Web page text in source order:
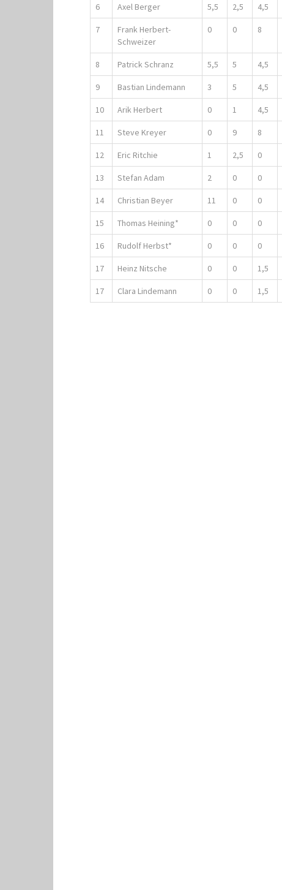
6 Axel Berger 5,5 2,5 4,5
7
Frank Herbert-
Schweizer
0 0 8
8 Patrick Schranz 5,5 5 4,5
9 Bastian Lindemann 3 5 4,5
10 Arik Herbert 0 1 4,5
11 Steve Kreyer 0 9 8
12 Eric Ritchie 1 2,5 0
13 Stefan Adam 2 0 0
14 Christian Beyer 11 0 0
15 Thomas Heining* 0 0 0
16 Rudolf Herbst* 0 0 0
17 Heinz Nitsche 0 0 1,5
17 Clara Lindemann 0 0 1,5